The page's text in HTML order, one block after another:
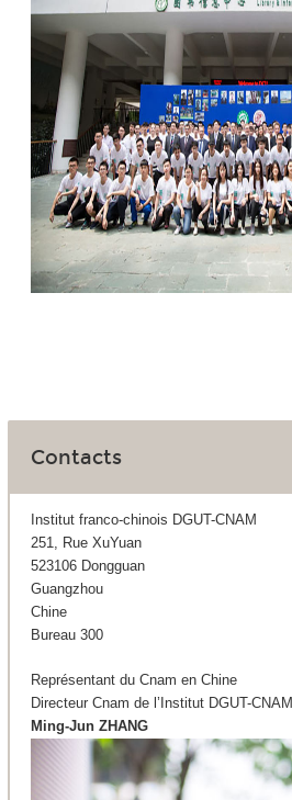
Contacts
Institut franco-chinois DGUT-CNAM
251, Rue XuYuan
523106 Dongguan
Guangzhou
Chine
Bureau 300
Représentant du Cnam en Chine
Directeur Cnam de l’Institut DGUT-CNAM
Ming-Jun ZHANG